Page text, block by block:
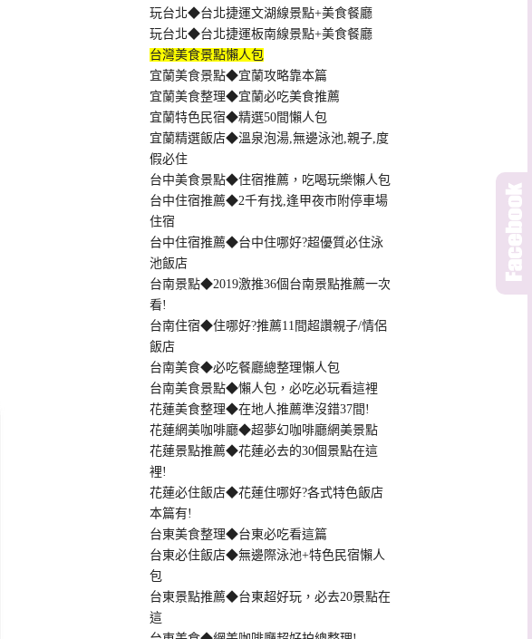
玩台北◆台北捷運文湖線景點+美食餐廳
玩台北◆台北捷運板南線景點+美食餐廳
台灣美食景點懶人包
宜蘭美食景點◆宜蘭攻略靠本篇
宜蘭美食整理◆宜蘭必吃美食推薦
宜蘭特色民宿◆精選50間懶人包
宜蘭精選飯店◆溫泉泡湯,無邊泳池,親子,度
假必住
台中美食景點◆住宿推薦，吃喝玩樂懶人包
台中住宿推薦◆2千有找,逢甲夜市附停車場
住宿
台中住宿推薦◆台中住哪好?超優質必住泳
池飯店
台南景點◆2019激推36個台南景點推薦一次
看!
台南住宿◆住哪好?推薦11間超讚親子/情侶
飯店
台南美食◆必吃餐廳總整理懶人包
台南美食景點◆懶人包，必吃必玩看這裡
花蓮美食整理◆在地人推薦準沒錯37間!
花蓮網美咖啡廳◆超夢幻咖啡廳網美景點
花蓮景點推薦◆花蓮必去的30個景點在這
裡!
花蓮必住飯店◆花蓮住哪好?各式特色飯店
本篇有!
台東美食整理◆台東必吃看這篇
台東必住飯店◆無邊際泳池+特色民宿懶人
包
台東景點推薦◆台東超好玩，必去20景點在
這